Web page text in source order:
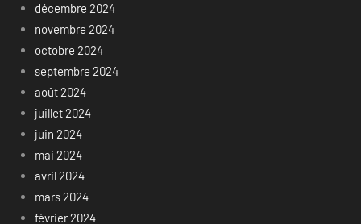
décembre 2024
novembre 2024
octobre 2024
septembre 2024
août 2024
juillet 2024
juin 2024
mai 2024
avril 2024
mars 2024
février 2024